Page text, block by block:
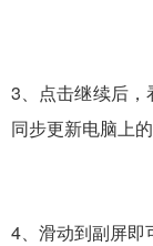
3、点击继续后
同步更新电脑上
4、滑动到副屏即